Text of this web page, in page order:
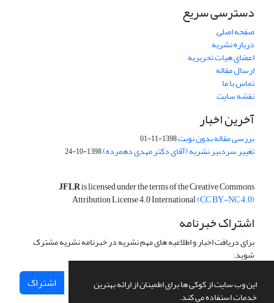
این وب سایت از کوکی ها برای اطمینان از ارائه بهترین
خدمات استفاده می کند.
دسترسی سریع
صفحه اصلی
درباره نشریه
اعضای هیات تحریریه
ارسال مقاله
تماس با ما
نقشه سایت
آخرین اخبار
بررسی مقاله بدون نوبت1398-11-01
تغییر سردبیر نشریه (آقای دکتر مهدی دهمرده)1398-10-24
JFLRis licensed under the terms of the Creative Commons
Attribution License 4.0 International(CC BY-NC 4.0)
اشتراک خبرنامه
برای دریافت اخبار و اطلاعیه های مهم نشریه در خبرنامه نشریه مشترک
شوید.
اشتراک